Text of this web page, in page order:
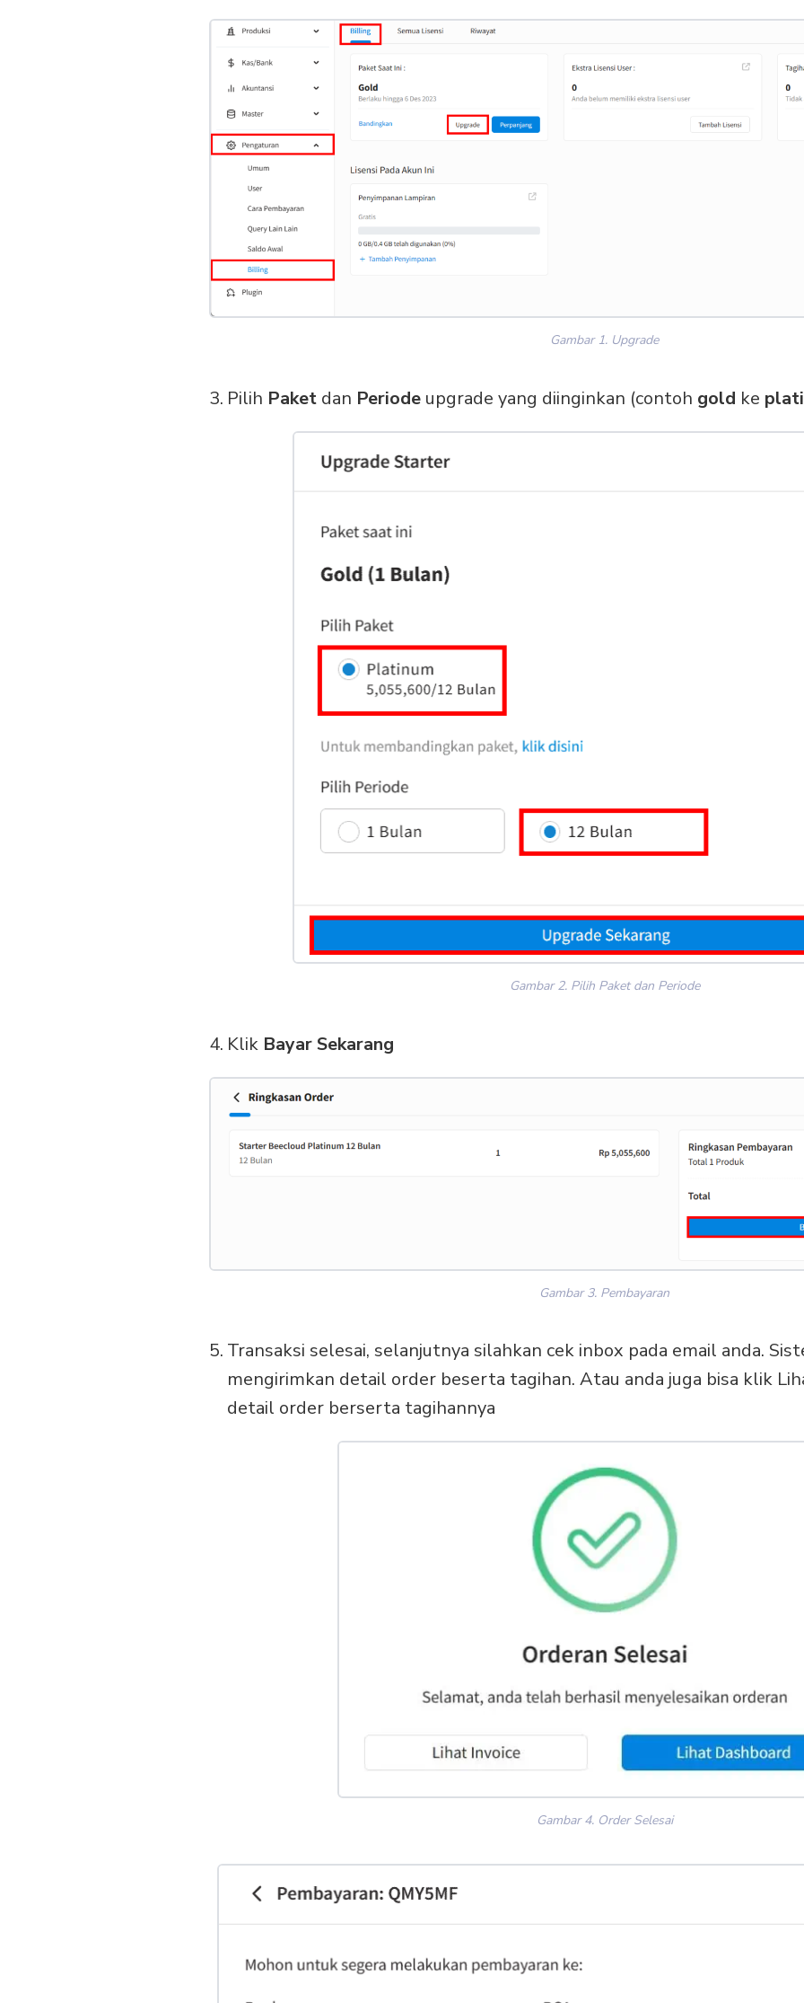
Gambar 1. Upgrade
Pilih Paket dan Periode upgrade yang diinginkan (contoh gold ke
Gambar 2. Pilih Paket dan Periode
Klik Bayar Sekarang
Gambar 3. Pembayaran
Transaksi selesai, selanjutnya silahkan cek inbox pada email anda.
mengirimkan detail order beserta tagihan. Atau anda juga bisa klik
detail order berserta tagihannya
Gambar 4. Order Selesai